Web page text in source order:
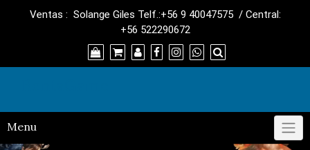
Ventas : Solange Giles Telf.:+56 9 40047575 / Central:
+56 522290672
Menu